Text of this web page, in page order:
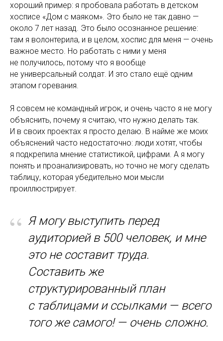
хороший пример: я пробовала работать в детском
хосписе «Дом с маяком». Это было не так давно —
около 7 лет назад. Это было осознанное решение:
там я волонтерила, и в целом, хоспис для меня — очень
важное место. Но работать с ними у меня
не получилось, потому что я вообще
не универсальный солдат. И это стало ещё одним
этапом горевания.
Я совсем не командный игрок, и очень часто я не могу
объяснить, почему я считаю, что нужно делать так.
И в своих проектах я просто делаю. В найме же моих
объяснений часто недостаточно: люди хотят, чтобы
я подкрепила мнение статистикой, цифрами. А я могу
понять и проанализировать, но точно не могу сделать
таблицу, которая убедительно мои мысли
проиллюстрирует.
“ Я могу выступить перед
аудиторией в 500 человек, и мне
это не составит труда.
Составить же
структурированный план
с таблицами и ссылками — всего
того же самого! — очень сложно.